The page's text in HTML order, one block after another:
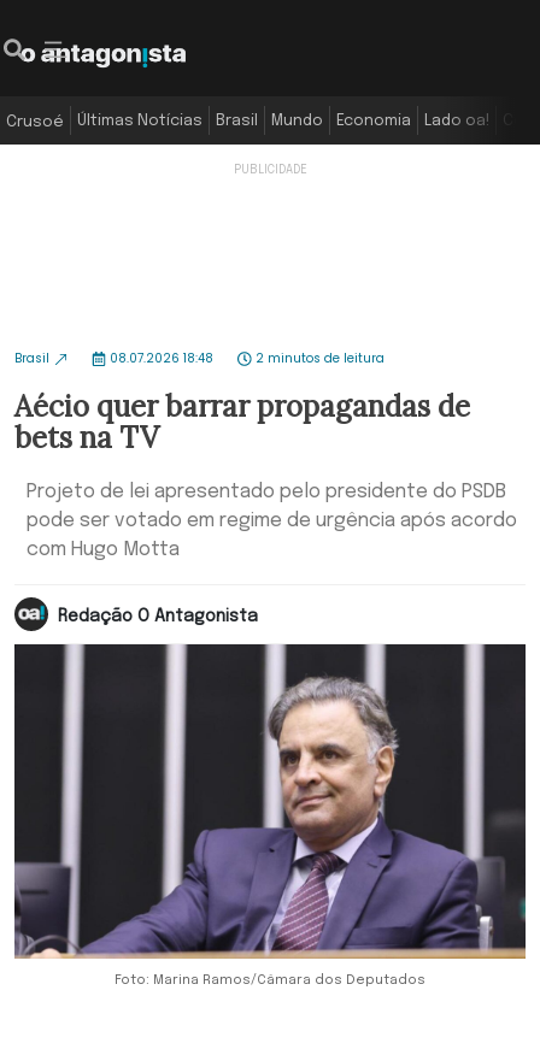
Crusoé Últimas Notícias Brasil Mundo Economia Lado oa!
Brasil 08.07.2026 18:48 2 minutos de leitura
Aécio quer barrar propagandas de
bets na TV
Projeto de lei apresentado pelo presidente do PSDB
pode ser votado em regime de urgência após acordo
com Hugo Motta
Redação O Antagonista
Foto: Marina Ramos/Câmara dos Deputados